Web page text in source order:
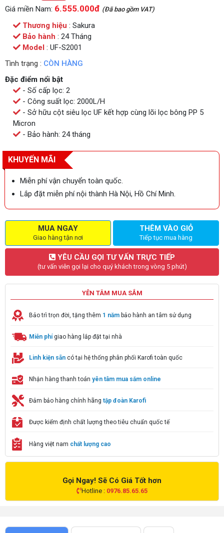
Giá miền Nam: 6.555.000đ (Đã bao gồm VAT)
Thương hiệu : Sakura
Bảo hành : 24 Tháng
Model : UF-S2001
Tình trạng : CÒN HÀNG
Đặc điểm nổi bật
- Số cấp lọc: 2
- Công suất lọc: 2000L/H
- Sở hữu cột siêu lọc UF kết hợp cùng lõi lọc bông PP 5
Micron
- Bảo hành: 24 tháng
KHUYẾN MÃI
Miễn phí vận chuyển toàn quốc.
Lắp đặt miễn phí nội thành Hà Nội, Hồ Chí Minh.
MUA NGAY
Giao hàng tận nơi
THÊM VÀO GIỎ
Tiếp tục mua hàng
YÊU CẦU GỌI TƯ VẤN TRỰC TIẾP
(tư vấn viên gọi lại cho quý khách trong vòng 5 phút)
YÊN TÂM MUA SẮM
Bảo trì trọn đời, tặng thêm 1 năm bảo hành an tâm sử dụng
Miễn phígiao hàng lắp đặt tại nhà
Linh kiện sẵn có tại hệ thống phân phối Karofi toàn quốc
Nhận hàng thanh toán yên tâm mua sắm online
Đảm bảo hàng chính hãng tập đoàn Karofi
Được kiểm định chất lượng theo tiêu chuẩn quốc tế
Hàng việt nam chất lượng cao
Gọi Ngay! Sẽ Có Giá Tốt hơn
Hotline : 0976.85.65.65